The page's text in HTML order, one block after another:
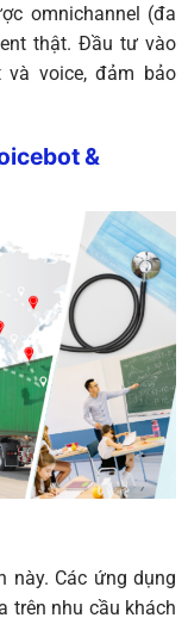
omnichannel (đa
thật. Đầu tư vào
và voice, đảm bảo
&
này. Các ứng dụng
trên nhu cầu khách